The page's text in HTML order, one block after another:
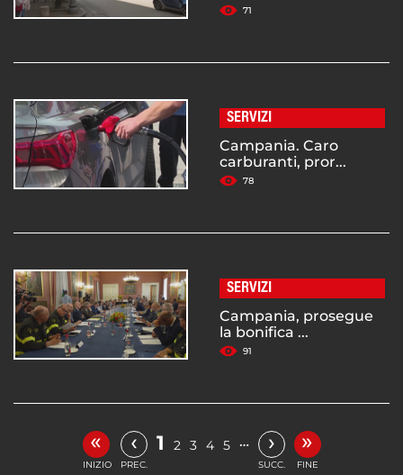
71
SERVIZI
Campania. Caro
carburanti, pror...
78
SERVIZI
Campania, prosegue
la bonifica ...
91
«
INIZIO
‹
PREC.
1 2 3 4 5 … ›
SUCC.
»
FINE